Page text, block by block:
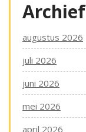
Archief
augustus 2026
juli 2026
juni 2026
mei 2026
april 2026